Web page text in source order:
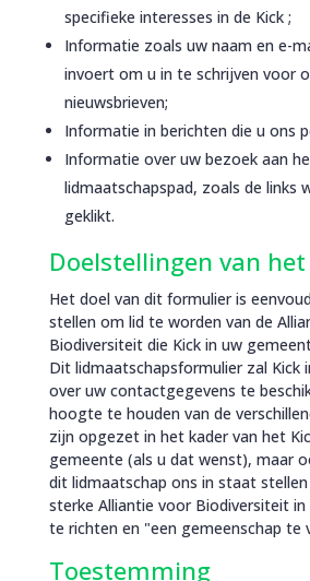
specifieke interesses in de Kick ;
Informatie zoals uw naam en e-
invoert om u in te schrijven voor
nieuwsbrieven;
Informatie in berichten die u ons
Informatie over uw bezoek aan
lidmaatschapspad, zoals de links
geklikt.
Doelstellingen van
Het doel van dit formulier is
stellen om lid te worden van de
Biodiversiteit die Kick in uw
Dit lidmaatschapsformulier zal Kick
over uw contactgegevens te
hoogte te houden van de
zijn opgezet in het kader van het
gemeente (als u dat wenst), maar
dit lidmaatschap ons in staat
sterke Alliantie voor Biodiversiteit
te richten en "een gemeenschap te
Toestemming